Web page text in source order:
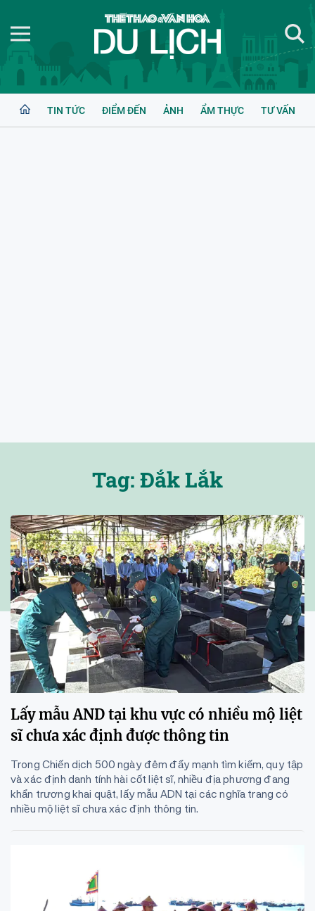
TIN TỨC ĐIỂM ĐẾN ẢNH ẨM THỰC TƯ VẤN
Tag: Đắk Lắk
Lấy mẫu AND tại khu vực có nhiều mộ liệt
sĩ chưa xác định được thông tin
Trong Chiến dịch 500 ngày đêm đẩy mạnh tìm kiếm, quy tập
và xác định danh tính hài cốt liệt sĩ, nhiều địa phương đang
khẩn trương khai quật, lấy mẫu ADN tại các nghĩa trang có
nhiều mộ liệt sĩ chưa xác định thông tin.